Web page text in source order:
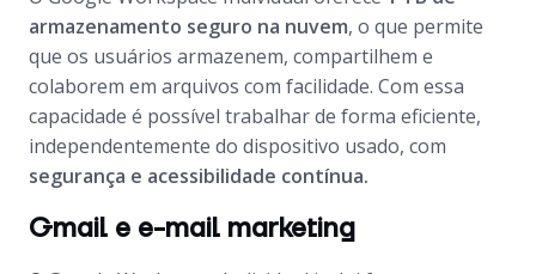
armazenamento seguro na nuvem, o que permite
que os usuários armazenem, compartilhem e
colaborem em arquivos com facilidade. Com essa
capacidade é possível trabalhar de forma eficiente,
independentemente do dispositivo usado, com
segurança e acessibilidade contínua.
Gmail e e-mail marketing